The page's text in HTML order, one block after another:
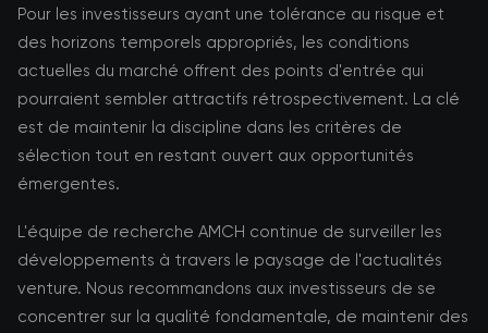
Pour les investisseurs ayant une tolérance au risque et
des horizons temporels appropriés, les conditions
actuelles du marché offrent des points d'entrée qui
pourraient sembler attractifs rétrospectivement. La clé
est de maintenir la discipline dans les critères de
sélection tout en restant ouvert aux opportunités
émergentes.
L'équipe de recherche AMCH continue de surveiller les
développements à travers le paysage de l'actualités
venture. Nous recommandons aux investisseurs de se
concentrer sur la qualité fondamentale, de maintenir des